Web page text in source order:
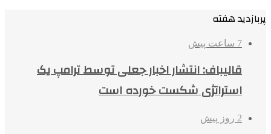
پربازدید هفته
7 ساعت پیش
قالیباف: انتشار اخبار جعلی توسط ترامپ یک
استراتژی شکست خورده است
2 روز پیش